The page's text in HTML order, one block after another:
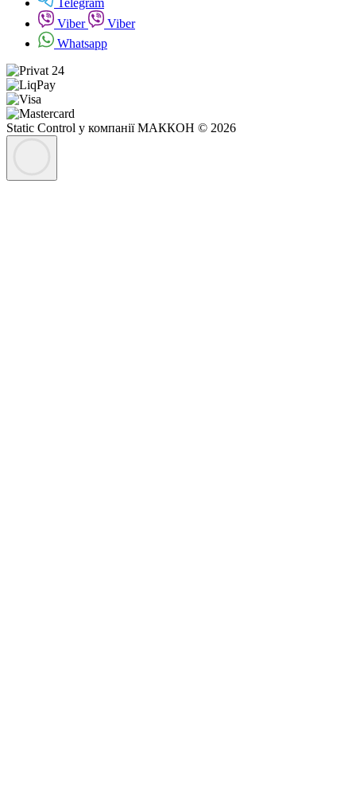
Telegram
Viber
Viber
Whatsapp
Static Control у компанії МАККОН © 2026